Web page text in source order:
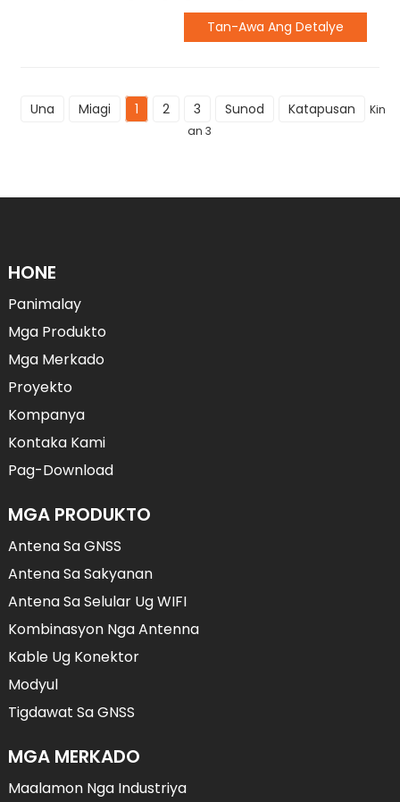
Tan-Awa Ang Detalye
Una Miagi 1 2 3 Sunod Katapusan
an 3
HONE
Panimalay
Mga Produkto
Mga Merkado
Proyekto
Kompanya
Kontaka Kami
Pag-Download
MGA PRODUKTO
Antena Sa GNSS
Antena Sa Sakyanan
Antena Sa Selular Ug WIFI
Kombinasyon Nga Antenna
Kable Ug Konektor
Modyul
Tigdawat Sa GNSS
MGA MERKADO
Maalamon Nga Industriya